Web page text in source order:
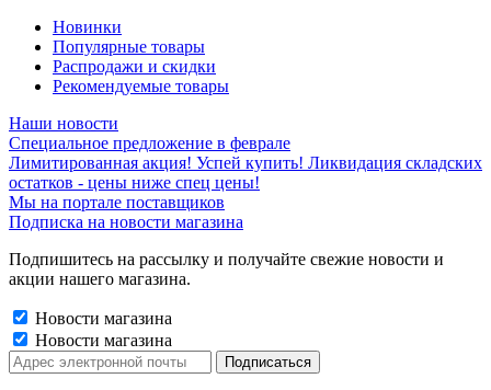
Новинки
Популярные товары
Распродажи и скидки
Рекомендуемые товары
Наши новости
Специальное предложение в феврале
Лимитированная акция! Успей купить! Ликвидация складских
остатков - цены ниже спец цены!
Мы на портале поставщиков
Подписка на новости магазина
Подпишитесь на рассылку и получайте свежие новости и
акции нашего магазина.
Новости магазина
Новости магазина